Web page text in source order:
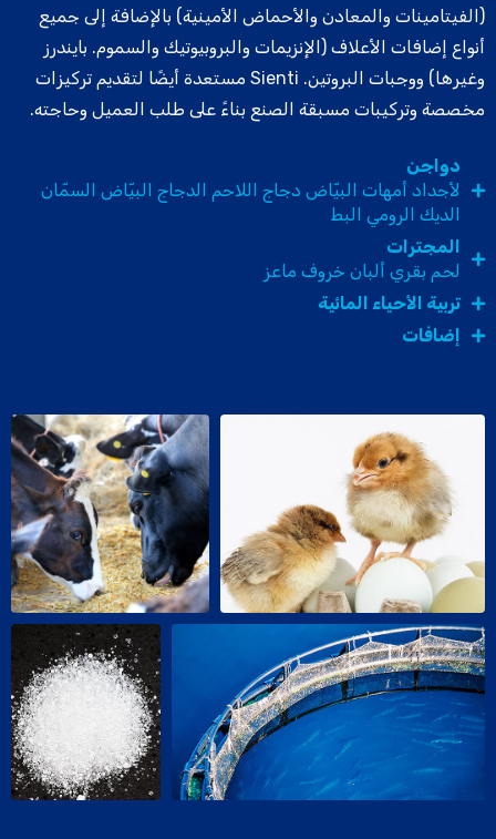
(الفيتامينات والمعادن والأحماض الأمينية) بالإضافة إلى جميع
أنواع إضافات الأعلاف (الإنزيمات والبروبيوتيك والسموم. بايندرز
وغيرها) ووجبات البروتين. Sienti مستعدة أيضًا لتقديم تركيزات
مخصصة وتركيبات مسبقة الصنع بناءً على طلب العميل وحاجته.
دواجن
لأجداد أمهات البيّاض دجاج اللاحم الدجاج البيّاض السمّان
الديك الرومي البط
المجترات
لحم بقري ألبان خروف ماعز
تربية الأحياء المائية
إضافات